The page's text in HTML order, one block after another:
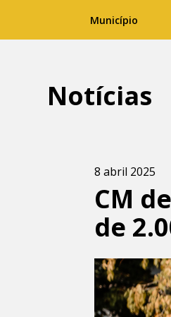
Município
Notícias
8 abril 2025
CM
de